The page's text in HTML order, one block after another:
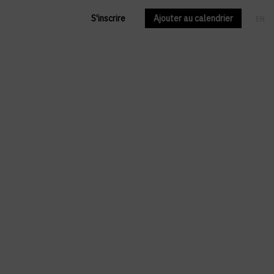
S'inscrire Ajouter au calendrier